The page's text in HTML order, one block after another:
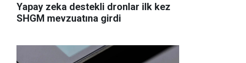
Yapay zeka destekli dronlar ilk kez
SHGM mevzuatına girdi